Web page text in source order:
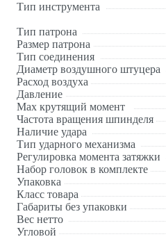
Тип инструмента
Тип патрона
Размер патрона
Тип соединения
Диаметр воздушного штуцера
Расход воздуха
Давление
Max крутящий момент
Частота вращения шпинделя
Наличие удара
Тип ударного механизма
Регулировка момента затяжки
Набор головок в комплекте
Упаковка
Класс товара
Габариты без упаковки
Вес нетто
Угловой